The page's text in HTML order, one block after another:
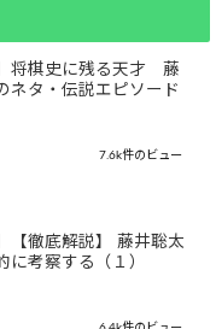
将棋史に残る天才 藤
ネタ・伝説エピソード
7.6k件のビュー
【徹底解説】 藤井聡太
に考察する（１）